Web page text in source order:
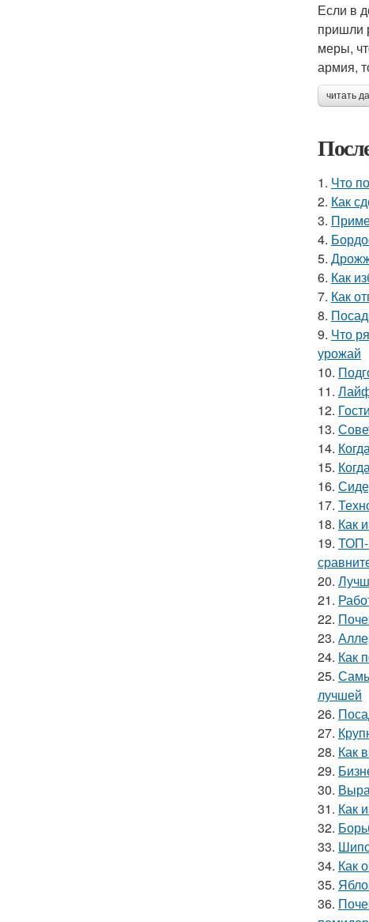
Если в
пришли
меры,
армия,
читать
1. Что
2. Как
3.
4.
5.
6. Как
7. Как
8.
9. Что
урожай
10.
11.
12.
13.
14.
15.
16.
17.
18. Как
19. ТОП-
20.
21.
22.
23.
24. Как
25.
лучшей
26.
27.
28. Как
29.
30.
31. Как
32.
33.
34. Как
35.
36.